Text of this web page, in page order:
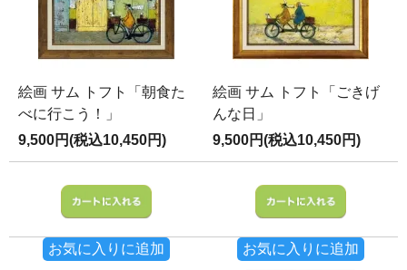
絵画 サム トフト「朝食た
べに行こう！」
9,500円(税込10,450円)
お気に入りに追加
絵画 サム トフト「ごきげ
んな日」
9,500円(税込10,450円)
お気に入りに追加